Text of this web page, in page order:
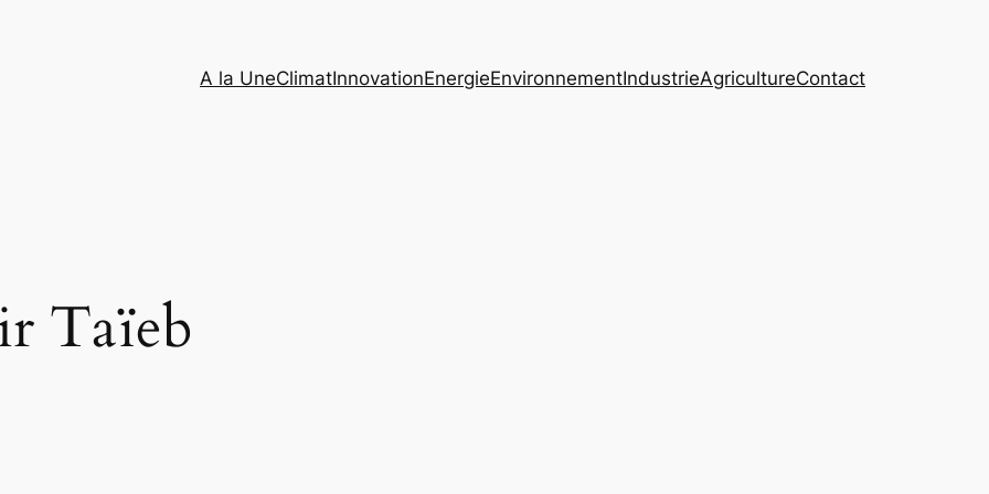
A la UneClimatInnovationEnergieEnvironnementIndustrieAgricultureContact
Taïeb